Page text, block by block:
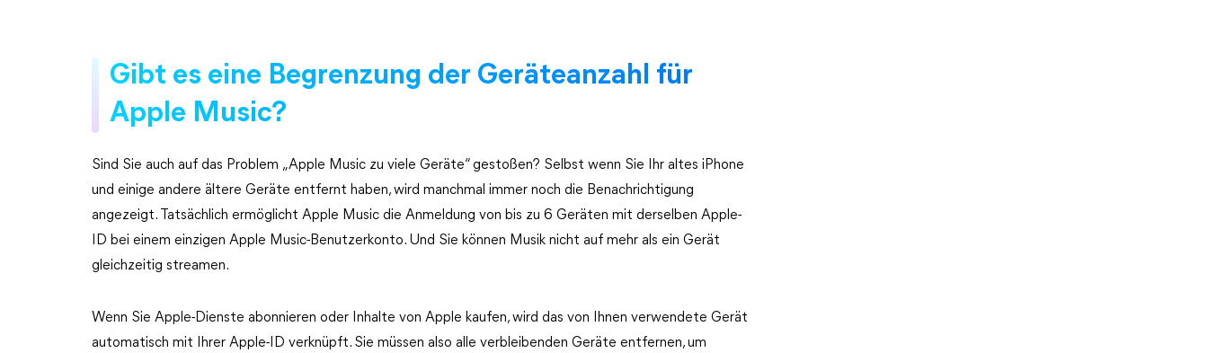
Gibt es eine Begrenzung der Geräteanzahl für
Apple Music?
Sind Sie auch auf das Problem „Apple Music zu viele Geräte“ gestoßen? Selbst wenn Sie Ihr altes iPhone
und einige andere ältere Geräte entfernt haben, wird manchmal immer noch die Benachrichtigung
angezeigt. Tatsächlich ermöglicht Apple Music die Anmeldung von bis zu 6 Geräten mit derselben Apple-
ID bei einem einzigen Apple Music-Benutzerkonto. Und Sie können Musik nicht auf mehr als ein Gerät
gleichzeitig streamen.
Wenn Sie Apple-Dienste abonnieren oder Inhalte von Apple kaufen, wird das von Ihnen verwendete Gerät
automatisch mit Ihrer Apple-ID verknüpft. Sie müssen also alle verbleibenden Geräte entfernen, um